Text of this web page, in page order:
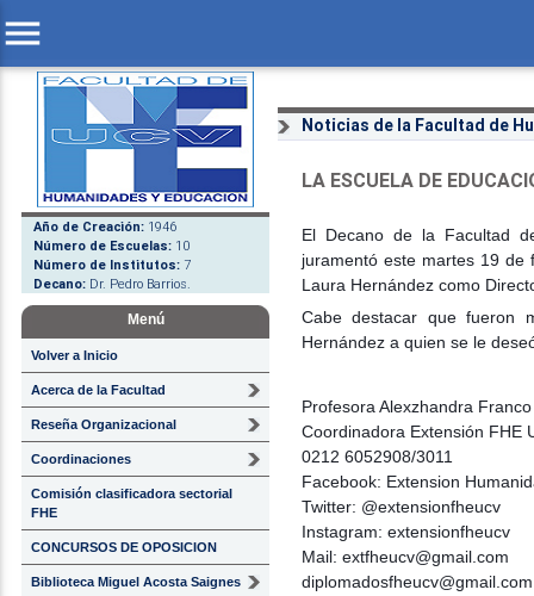
menu
Año de Creación: 1946
Número de Escuelas: 10
Número de Institutos: 7
Decano: Dr. Pedro Barrios.
Menú
Volver a Inicio
Acerca de la Facultad
Reseña Organizacional
Coordinaciones
Comisión clasificadora sectorial
FHE
CONCURSOS DE OPOSICION
Biblioteca Miguel Acosta Saignes
Noticias de la Facultad de
LA ESCUELA DE
El Decano de la Facultad
juramentó este martes 19 de
Laura Hernández como
Cabe destacar que fueron
Hernández a quien se le
Profesora Alexzhandra
Coordinadora Extensión FHE
0212 6052908/3011
Facebook: Extension
Twitter: @extensionfheucv
Instagram: extensionfheucv
Mail: extfheucv@gmail.com